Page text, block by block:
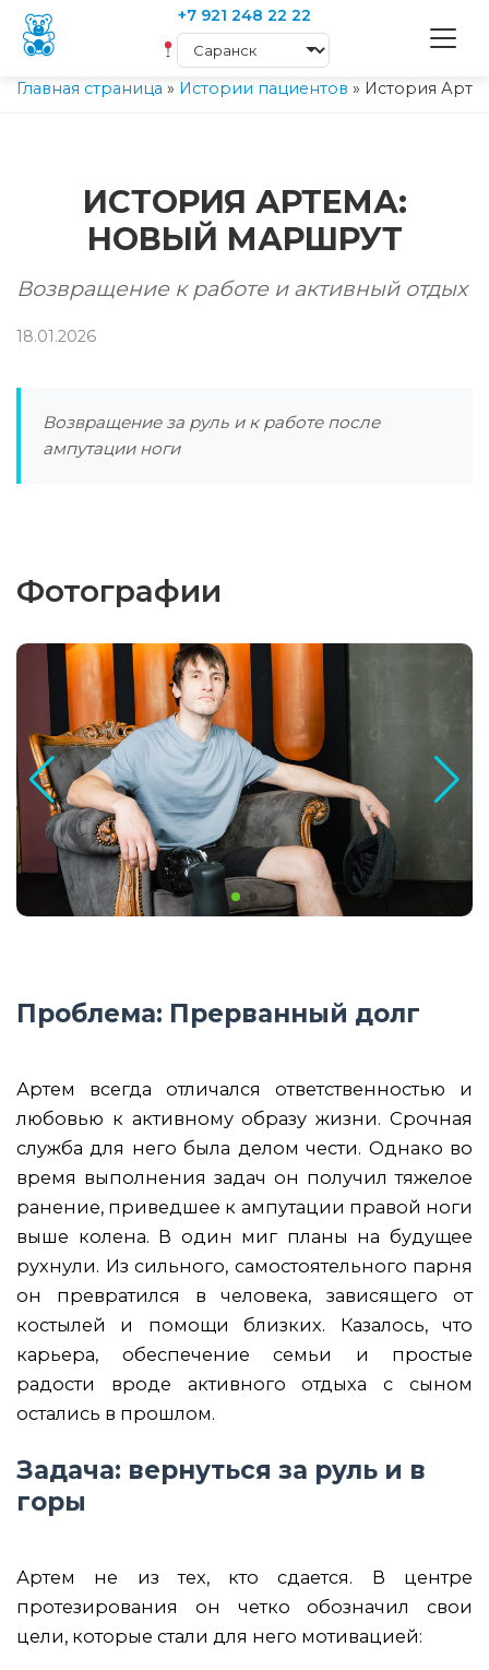
+7 921 248 22 22
Главная страница » Истории пациентов » История
ИСТОРИЯ АРТЕМА:
НОВЫЙ МАРШРУТ
Возвращение к работе и активный отдых
18.01.2026
Возвращение за руль и к работе после
ампутации ноги
Фотографии
Проблема: Прерванный долг
Артем всегда отличался ответственностью и
любовью к активному образу жизни. Срочная
служба для него была делом чести. Однако во
время выполнения задач он получил тяжелое
ранение, приведшее к ампутации правой ноги
выше колена. В один миг планы на будущее
рухнули. Из сильного, самостоятельного парня
он превратился в человека, зависящего от
костылей и помощи близких. Казалось, что
карьера, обеспечение семьи и простые
радости вроде активного отдыха с сыном
остались в прошлом.
Задача: вернуться за руль и в
горы
Артем не из тех, кто сдается. В центре
протезирования он четко обозначил свои
цели, которые стали для него мотивацией: